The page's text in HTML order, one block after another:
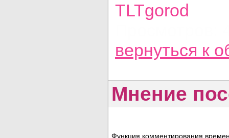
TLTgorod
вернуться к
Мнение
Функция комментирования